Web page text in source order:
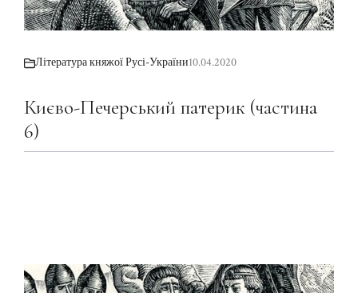
Література княжої Русі-України10.04.2020
Києво-Печерський патерик (частина
6)